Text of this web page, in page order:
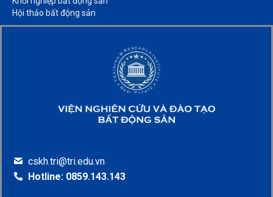
Hội thảo bất động sản​
cskh.tri@tri.edu.vn
Hotline: 0859.143.143